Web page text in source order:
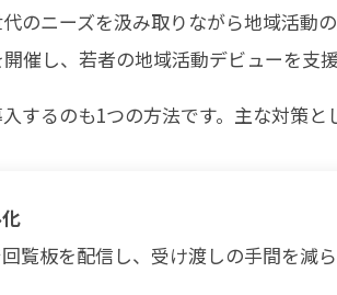
のニーズを汲み取りながら地域活動
催し、若者の地域活動デビューを支
するのも1つの方法です。主な対策と
覧板を配信し、受け渡しの手間を減